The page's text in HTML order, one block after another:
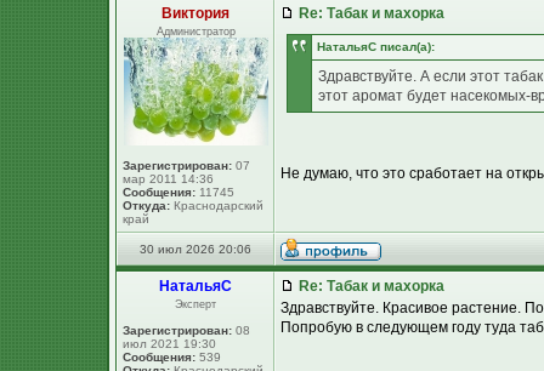
Виктория
Администратор
Зарегистрирован: 07
мар 2011 14:36
Сообщения: 11745
Откуда: Краснодарский
край
Re: Табак и махорка
НатальяС писал(а):
Здравствуйте. А если этот
этот аромат будет насекомых-
Не думаю, что это сработает на
30 июл 2026 20:06
НатальяС
Эксперт
Зарегистрирован: 08
июл 2021 19:30
Сообщения: 539
Re: Табак и махорка
Здравствуйте. Красивое растение.
Попробую в следующем году туда